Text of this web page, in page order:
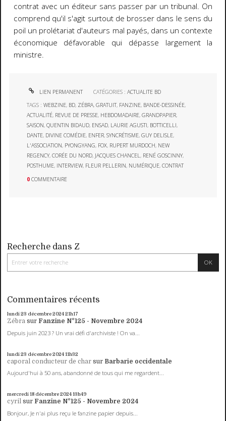
contrat avec un éditeur sans passer par un tribunal. On
comprend qu'il s'agit surtout de brosser dans le sens du
poil un prolétariat d'auteurs mal payés, dans un contexte
économique défavorable qui dépasse largement la
ministre.
LIEN PERMANENT CATÉGORIES :ACTUALITE BD
TAGS :WEBZINE, BD, ZÉBRA,GRATUIT, FANZINE, BANDE-DESSINÉE,
ACTUALITÉ, REVUE DE PRESSE, HEBDOMADAIRE,GRANDPAPIER,
SAISON,QUENTIN BIDAUD, ENSAD, LAURIE AGUSTI, BOTTICELLI,
DANTE, DIVINE COMÉDIE, ENFER,SYNCRÉTISME,GUY DELISLE,
L'ASSOCIATION, PYONGYANG, FOX, RUPERT MURDOCH, NEW
REGENCY,CORÉE DU NORD, JACQUES CHANCEL, RENÉ GOSCINNY,
POSTHUME, INTERVIEW, FLEUR PELLERIN, NUMÉRIQUE,CONTRAT
0 COMMENTAIRE
Recherche dans Z
Commentaires récents
lundi 23 décembre 202421h17
Zébra sur Fanzine N°125 - Novembre 2024
Depuis juin 2023 ? Un vrai défi d'archiviste ! On va...
lundi 23 décembre 202411h32
caporal conducteur de char sur Barbarie occidentale
Aujourd'hui à 50 ans, abandonné de tous qui me regardent...
mercredi 18 décembre 202413h49
cyril sur Fanzine N°125 - Novembre 2024
Bonjour, Je n'ai plus reçu le fanzine papier depuis...